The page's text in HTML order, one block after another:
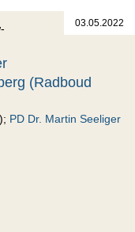
03.05.2022
(Radboud
PD Dr. Martin Seeliger